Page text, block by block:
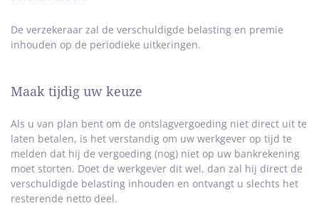
De verzekeraar zal de verschuldigde belasting en premie
inhouden op de periodieke uitkeringen.
Maak tijdig uw keuze
Als u van plan bent om de ontslagvergoeding niet direct uit te
laten betalen, is het verstandig om uw werkgever op tijd te
melden dat hij de vergoeding (nog) niet op uw bankrekening
moet storten. Doet de werkgever dit wel, dan zal hij direct de
verschuldigde belasting inhouden en ontvangt u slechts het
resterende netto deel.